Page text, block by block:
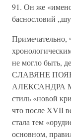
91. Он же
баснословий
Примечательно,
не могло быть,
СЛАВЯНЕ
АЛЕКСАНДРА
стиль «новой
что после XVII
стала тем
основном,